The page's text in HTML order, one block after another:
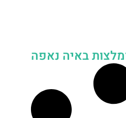
באיה נאפה